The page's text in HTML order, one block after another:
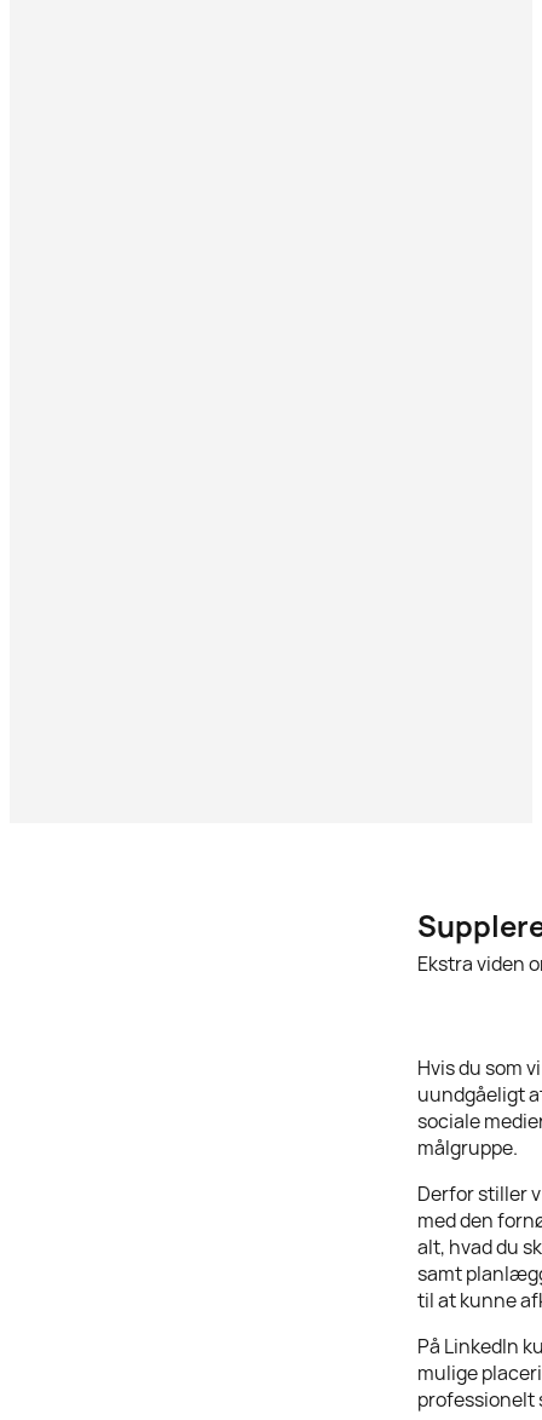
Ekstra viden
Hvis du som
uundgåeligt
sociale
målgruppe.
Derfor stiller
med den
alt, hvad du
samt
til at kunne
På LinkedIn
mulige
professionelt